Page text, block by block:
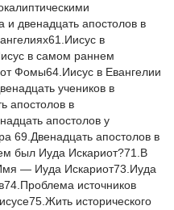
двенадцать апостолов в
в
в самом раннем
Фомы64.Иисус в Евангелии
учеников в
апостолов в
апостолов у
69.Двенадцать апостолов в
был Иуда Искариот?71.В
— Иуда Искариот73.Иуда
источников
исторического